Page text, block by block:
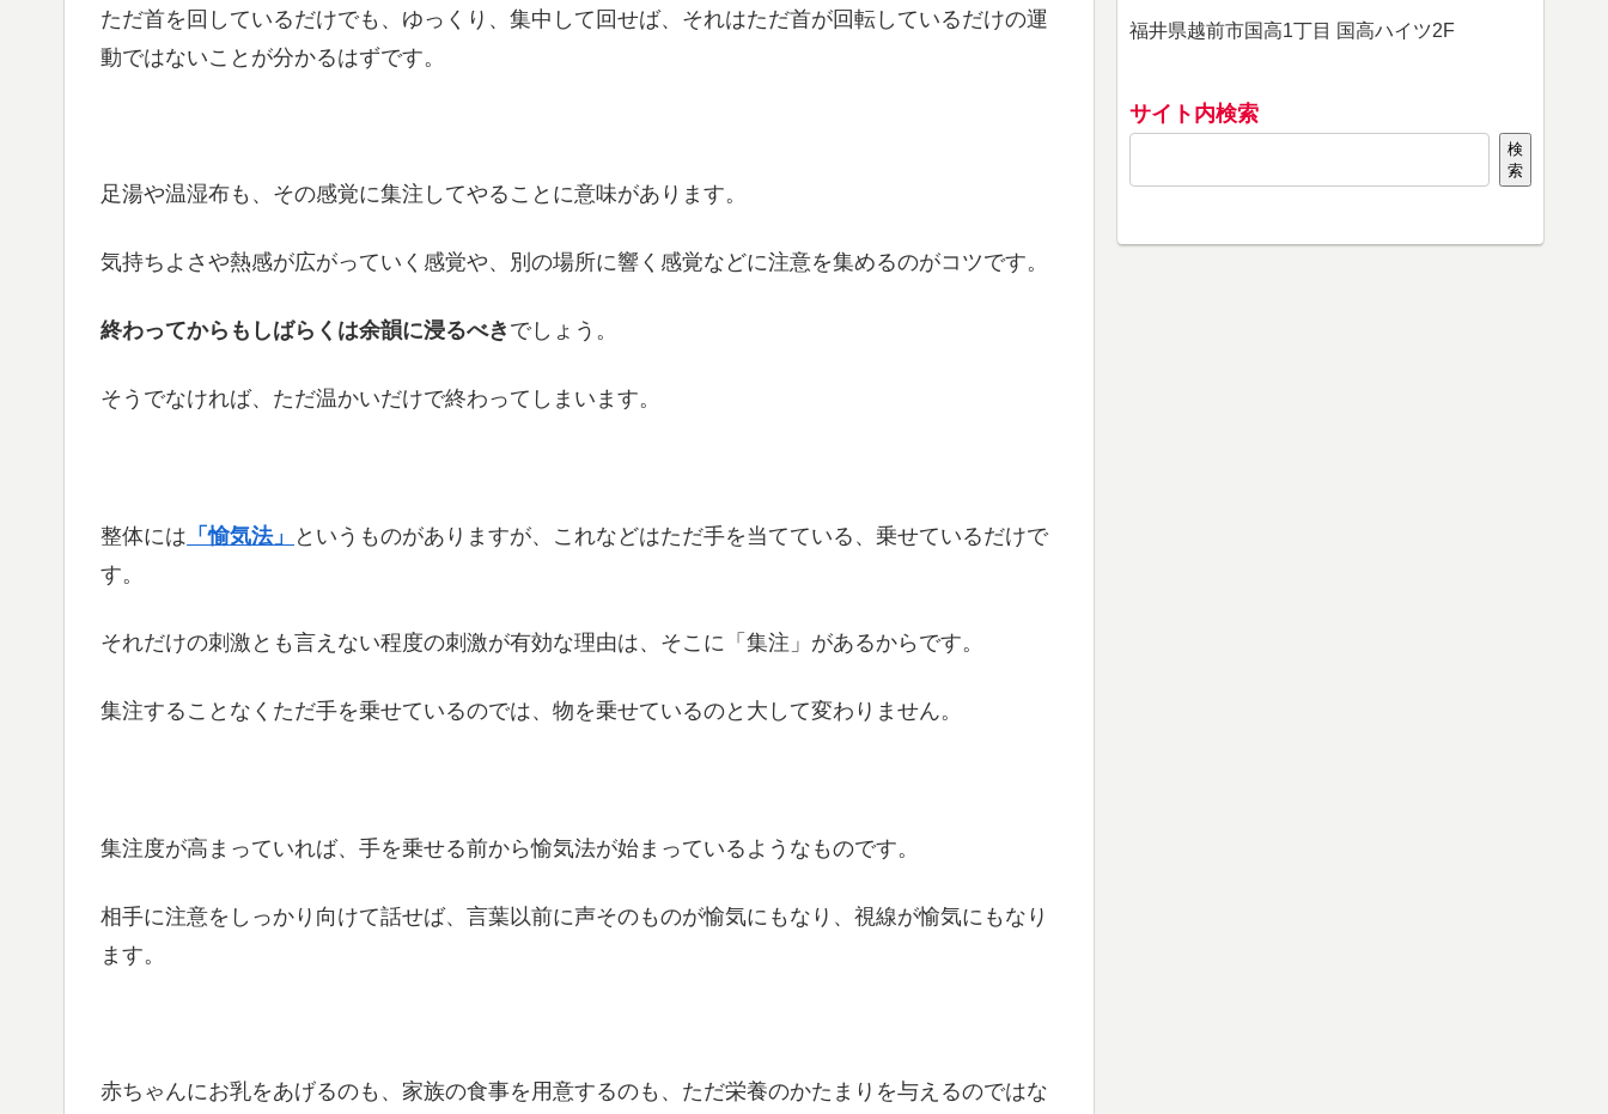
ただ首を回しているだけでも、ゆっくり、集中して回せば、それはただ首が回転しているだけの運
動ではないことが分かるはずです。
足湯や温湿布も、その感覚に集注してやることに意味があります。
気持ちよさや熱感が広がっていく感覚や、別の場所に響く感覚などに注意を集めるのがコツです。
終わってからもしばらくは余韻に浸るべき でしょう。
そうでなければ、ただ温かいだけで終わってしまいます。
整体には 「愉気法」
というものがありますが、これなどはただ手を当てている、乗せているだけで
す。
それだけの刺激とも言えない程度の刺激が有効な理由は、そこに「集注」があるからです。
集注することなくただ手を乗せているのでは、物を乗せているのと大して変わりません。
集注度が高まっていれば、手を乗せる前から愉気法が始まっているようなものです。
相手に注意をしっかり向けて話せば、言葉以前に声そのものが愉気にもなり、視線が愉気にもなり
ます。
赤ちゃんにお乳をあげるのも、家族の食事を用意するのも、ただ栄養のかたまりを与えるのではな
福井県越前市国高1丁目 国高ハイツ2F
サイト内検索
検
索